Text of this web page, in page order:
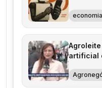
economia
artificial